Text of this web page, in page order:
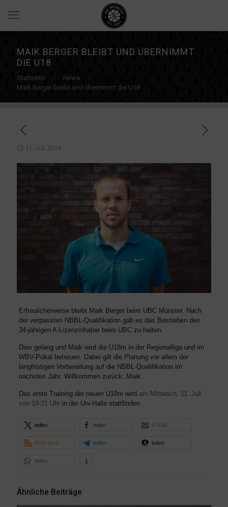
MAIK BERGER BLEIBT UND ÜBERNIMMT
DIE U18
Startseite
News
Maik Berger bleibt und übernimmt die U18
11. Juli 2018
Erfreulicherweise bleibt Maik Berger beim UBC Münster. Nach
der verpassten NBBL-Qualifikation gab es das Bestreben den
34-jährigen A-Lizenzinhaber beim UBC zu halten.
Dies gelang und Maik wird die U18m in der Regionalliga und im
WBV-Pokal betreuen. Dabei gilt die Planung vor allem der
langfristigen Vorbereitung auf die NBBL-Qualifikation im
nächsten Jahr. Willkommen zurück, Maik.
Das erste Training der neuen U18m wird am Mittwoch, 11. Juli
von 19-21 Uhrin der Uni-Halle stattfinden.
teilen teilen E-Mail
RSS-feed teilen teilen
teilen
Ähnliche Beiträge